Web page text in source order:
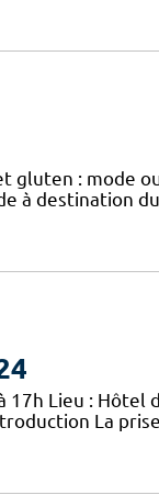
gluten : mode
à destination
17h Lieu : Hôtel
La